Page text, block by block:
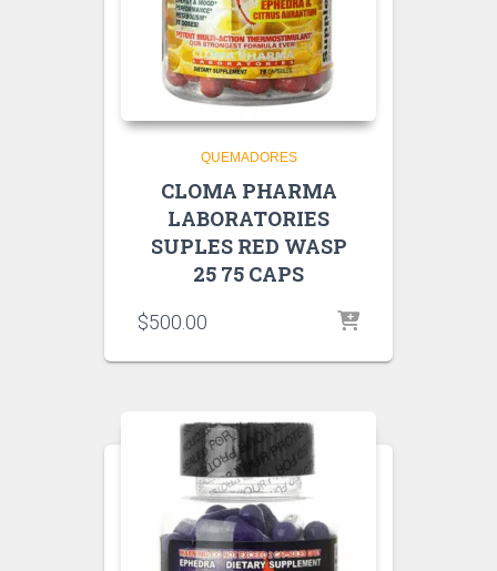
QUEMADORES
CLOMA PHARMA
LABORATORIES
SUPLES RED WASP
25 75 CAPS
$500.00